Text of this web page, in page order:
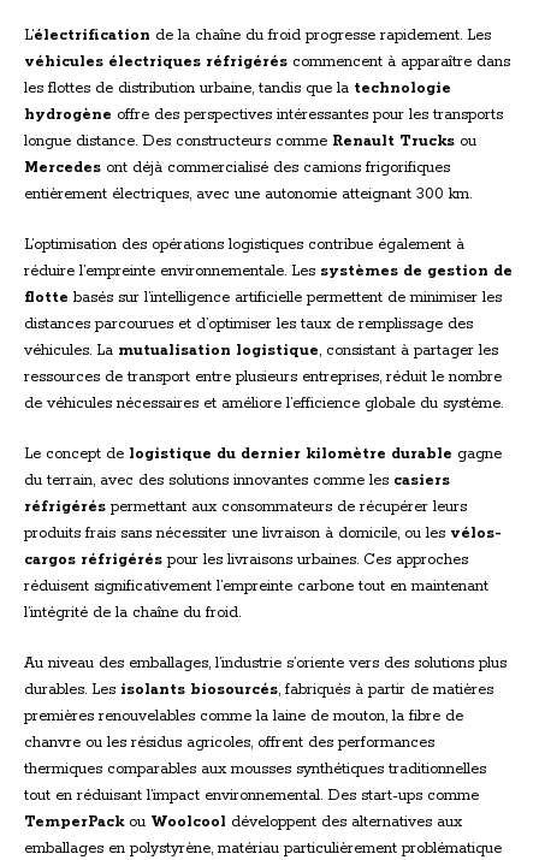
L’électrification de la chaîne du froid progresse rapidement. Les
véhicules électriques réfrigérés commencent à apparaître dans
les flottes de distribution urbaine, tandis que la technologie
hydrogène offre des perspectives intéressantes pour les transports
longue distance. Des constructeurs comme Renault Trucks ou
Mercedes ont déjà commercialisé des camions frigorifiques
entièrement électriques, avec une autonomie atteignant 300 km.
L’optimisation des opérations logistiques contribue également à
réduire l’empreinte environnementale. Les systèmes de gestion de
flotte basés sur l’intelligence artificielle permettent de minimiser les
distances parcourues et d’optimiser les taux de remplissage des
véhicules. La mutualisation logistique, consistant à partager les
ressources de transport entre plusieurs entreprises, réduit le nombre
de véhicules nécessaires et améliore l’efficience globale du système.
Le concept de logistique du dernier kilomètre durable gagne
du terrain, avec des solutions innovantes comme les casiers
réfrigérés permettant aux consommateurs de récupérer leurs
produits frais sans nécessiter une livraison à domicile, ou les vélos-
cargos réfrigérés pour les livraisons urbaines. Ces approches
réduisent significativement l’empreinte carbone tout en maintenant
l’intégrité de la chaîne du froid.
Au niveau des emballages, l’industrie s’oriente vers des solutions plus
durables. Les isolants biosourcés, fabriqués à partir de matières
premières renouvelables comme la laine de mouton, la fibre de
chanvre ou les résidus agricoles, offrent des performances
thermiques comparables aux mousses synthétiques traditionnelles
tout en réduisant l’impact environnemental. Des start-ups comme
TemperPackou Woolcool développent des alternatives aux
emballages en polystyrène, matériau particulièrement problématique